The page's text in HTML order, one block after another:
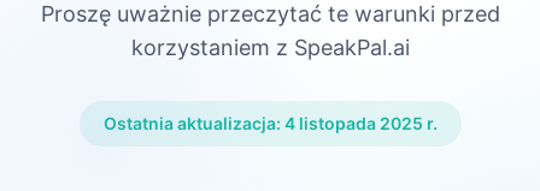
Proszę uważnie przeczytać te warunki przed
korzystaniem z SpeakPal.ai
Ostatnia aktualizacja: 4 listopada 2025 r.